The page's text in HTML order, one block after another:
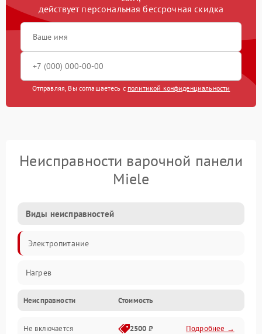
действует персональная бессрочная скидка
Отправляя, Вы соглашаетесь с политикой конфиденциальности
Неисправности варочной панели
Miele
Виды неисправностей
Электропитание
Нагрев
Неисправности Стоимость
Не включается 2500 ₽ Подробнее →